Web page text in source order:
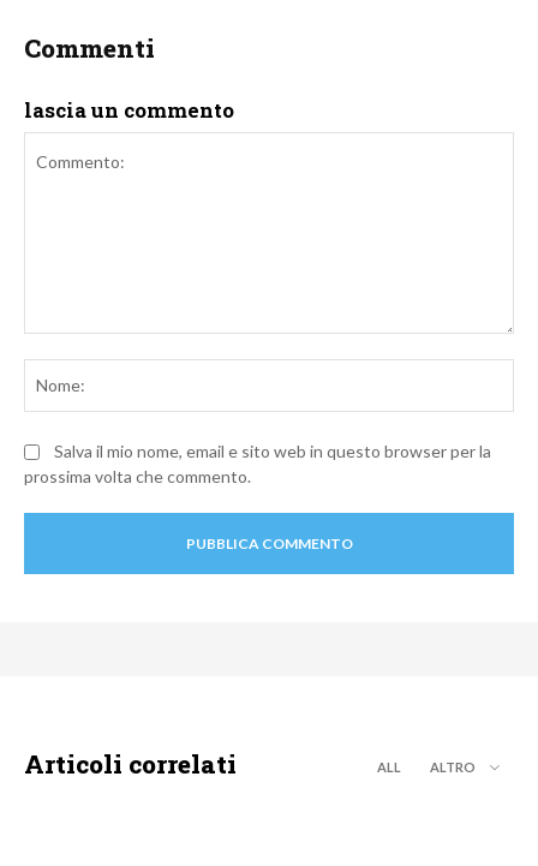
Commenti
lascia un commento
Salva il mio nome, email e sito web in questo browser per la
prossima volta che commento.
Articoli correlati ALL ALTRO